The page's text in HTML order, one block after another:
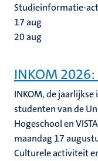
Studieinformatie-
17aug
20aug
INKOM
INKOM, de
studenten van de
Hogeschool en
maandag 17
Culturele activiteit